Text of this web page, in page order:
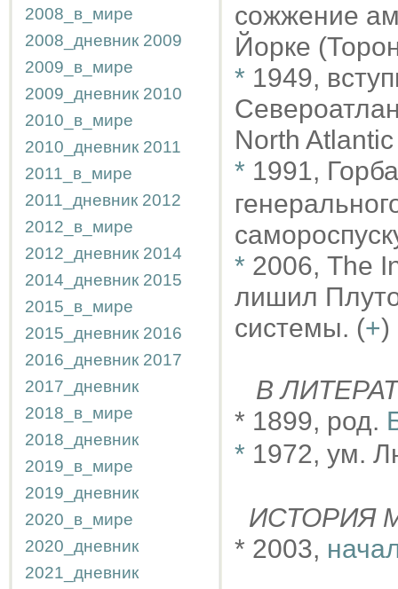
2008_в_мире
2008_дневник 2009
2009_в_мире
2009_дневник 2010
2010_в_мире
2010_дневник 2011
2011_в_мире
2011_дневник 2012
2012_в_мире
2012_дневник 2014
2014_дневник 2015
2015_в_мире
2015_дневник 2016
2016_дневник 2017
2017_дневник
2018_в_мире
2018_дневник
2019_в_мире
2019_дневник
2020_в_мире
2020_дневник
2021_дневник
сожжение
Йорке
* 1949,
North
* 1991,
* 2006, The
лишил
системы. (+)
В
* 1899, род.
* 1972, ум.
ИСТОРИЯ
* 2003,